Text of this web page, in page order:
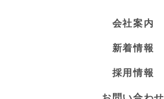
会社案内
新着情報
採用情報